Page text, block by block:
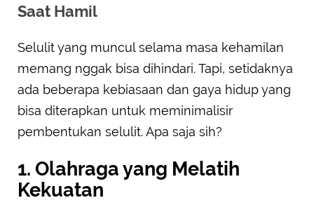
Saat Hamil
Selulit yang muncul selama masa kehamilan
memang nggak bisa dihindari. Tapi, setidaknya
ada beberapa kebiasaan dan gaya hidup yang
bisa diterapkan untuk meminimalisir
pembentukan selulit. Apa saja sih?
1. Olahraga yang Melatih
Kekuatan